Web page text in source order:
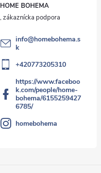
HOME BOHEMA
info@homebohema.s
k
+420773205310
https://www.faceboo
k.com/people/home-
bohema/6155259427
6785/
homebohema